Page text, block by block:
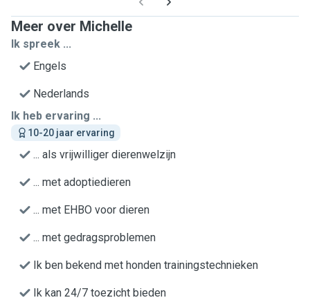
Meer over Michelle
Ik spreek ...
Engels
Nederlands
Ik heb ervaring ...
10-20 jaar ervaring
... als vrijwilliger dierenwelzijn
... met adoptiedieren
... met EHBO voor dieren
... met gedragsproblemen
Ik ben bekend met honden trainingstechnieken
Ik kan 24/7 toezicht bieden